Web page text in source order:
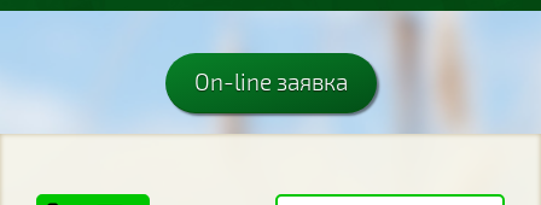
On-line заявка